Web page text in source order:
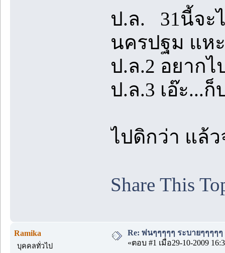
ป.ล. 31นี้จะ
นครปฐม แห
ป.ล.2 อยากไ
ป.ล.3 เอ๊ะ...
ไปดิกว่า แล้
Share This
Ramika
บุคคลทั่วไป
Re: พ่นๆๆๆๆๆ ระบายๆๆๆๆๆ
«ตอบ #1 เมื่อ29-10-2009